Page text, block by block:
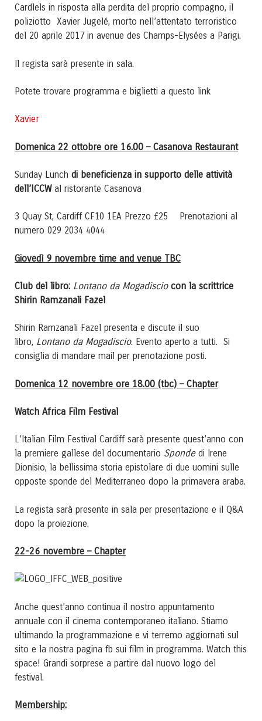
Cardlels in risposta alla perdita del proprio compagno, il
poliziotto Xavier Jugelé, morto nell’attentato terroristico
del 20 aprile 2017 in avenue des Champs-Elysées a Parigi.
Il regista sarà presente in sala.
Potete trovare programma e biglietti a questo link
Xavier
Domenica 22 ottobre ore 16.00 – Casanova Restaurant
Sunday Lunch di beneficienza in supporto delle attività
dell’ICCW al ristorante Casanova
3 Quay St, Cardiff CF10 1EA Prezzo £25 Prenotazioni al
numero 029 2034 4044
Giovedì 9 novembre time and venue TBC
Club del libro: Lontano da Mogadisciocon la scrittrice
Shirin Ramzanali Fazel
Shirin Ramzanali Fazel presenta e discute il suo
libro, Lontano da Mogadiscio. Evento aperto a tutti. Si
consiglia di mandare mail per prenotazione posti.
Domenica 12 novembre ore 18.00 (tbc) – Chapter
Watch Africa Film Festival
L’Italian Film Festival Cardiff sarà presente quest’anno con
la premiere gallese del documentario Spondedi Irene
Dionisio, la bellissima storia epistolare di due uomini sulle
opposte sponde del Mediterraneo dopo la primavera araba.
La regista sarà presente in sala per presentazione e il Q&A
dopo la proiezione.
22-26 novembre – Chapter
Anche quest’anno continua il nostro appuntamento
annuale con il cinema contemporaneo italiano. Stiamo
ultimando la programmazione e vi terremo aggiornati sul
sito e la nostra pagina fb sui film in programma. Watch this
space! Grandi sorprese a partire dal nuovo logo del
festival.
Membership: